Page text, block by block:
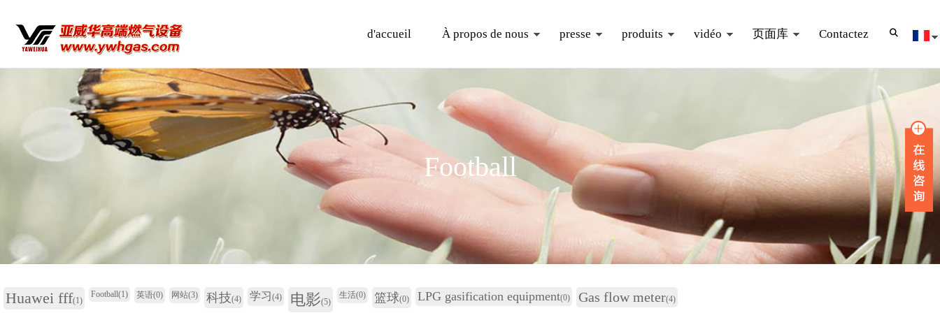
d'accueil À propos de nous presse produits vidéo 页面库 Contactez
Football
Huawei fff(1)
Football(1) 英语(0) 网站(3) 科技(4) 学习(4) 电影(5)
生活(0) 篮球(0) LPG gasification equipment(0) Gas flow meter(4)